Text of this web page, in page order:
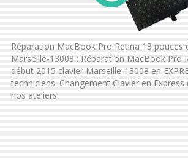
Réparation MacBook Pro Retina 13 pouces
Marseille-13008 : Réparation MacBook Pro
début 2015 clavier Marseille-13008 en
techniciens. Changement Clavier en
nos ateliers.